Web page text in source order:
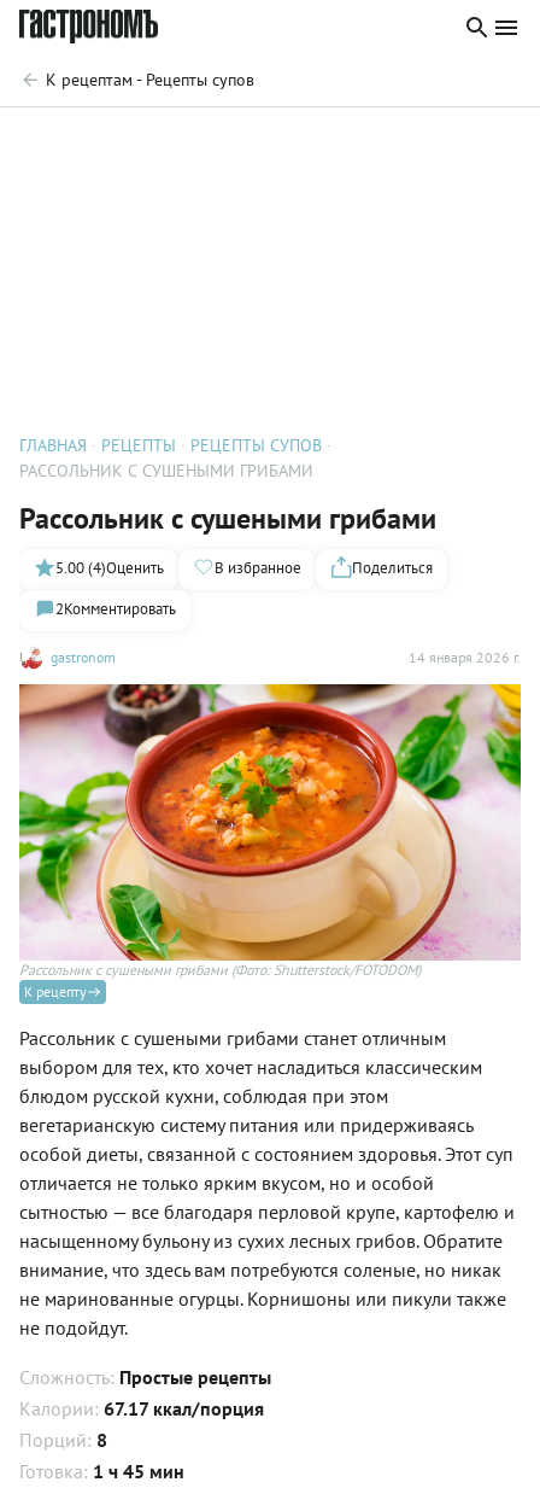
К рецептам - Рецепты супов
ГЛАВНАЯ РЕЦЕПТЫ
РЕЦЕПТЫ СУПОВ
РАССОЛЬНИК С СУШЕНЫМИ ГРИБАМИ
Рассольник с сушеными грибами
gastronom 14 января 2026 г.
5.00 (4)Оценить В избранное
Поделиться
2Комментировать
Рассольник с сушеными грибами (Фото: Shutterstock/FOTODOM)
К рецепту
Рассольник с сушеными грибами станет отличным
выбором для тех, кто хочет насладиться классическим
блюдом русской кухни, соблюдая при этом
вегетарианскую систему питания или придерживаясь
особой диеты, связанной с состоянием здоровья. Этот суп
отличается не только ярким вкусом, но и особой
сытностью — все благодаря перловой крупе, картофелю и
насыщенному бульону из сухих лесных грибов. Обратите
внимание, что здесь вам потребуются соленые, но никак
не маринованные огурцы. Корнишоны или пикули также
не подойдут.
Сложность: Простые рецепты
Калории: 67.17 ккал/порция
Порций: 8
Готовка: 1 ч 45 мин